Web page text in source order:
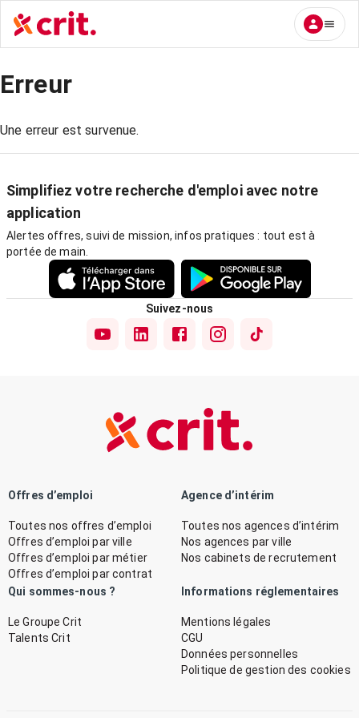
Erreur
Une erreur est survenue.
Simplifiez votre recherche d'emploi avec notre
application
Alertes offres, suivi de mission, infos pratiques : tout est à
portée de main.
Suivez-nous
Offres d’emploi
Toutes nos offres d’emploi
Offres d’emploi par ville
Offres d’emploi par métier
Offres d’emploi par contrat
Agence d’intérim
Toutes nos agences d’intérim
Nos agences par ville
Nos cabinets de recrutement
Qui sommes-nous ?
Le Groupe Crit
Talents Crit
Informations réglementaires
Mentions légales
CGU
Données personnelles
Politique de gestion des cookies